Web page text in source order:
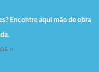
Encontre aqui mão de obra
»